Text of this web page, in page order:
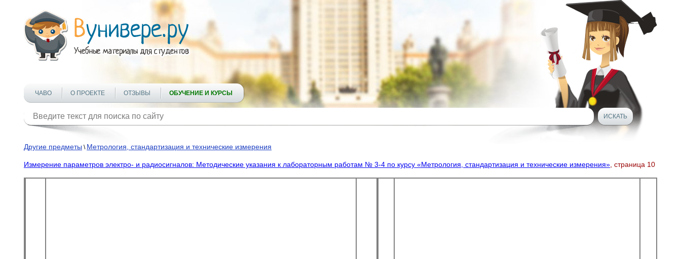
ЧАВО О ПРОЕКТЕ ОТЗЫВЫ ОБУЧЕНИЕ И КУРСЫ
Другие предметы \ Метрология, стандартизация и технические измерения
Измерение параметров электро- и радиосигналов: Методические указания к лабораторным работам № 3-4 по курсу «Метрология, стандартизация и технические измерения» , страница 10